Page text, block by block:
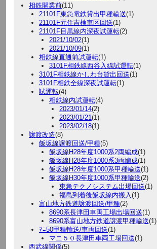
相鉄開業前(11)
21101F東急電鉄貸出甲種輸送(1)
21101F元住吉検車区回送(1)
21101F目黒線内深夜試運転(2)
2021/10/02(1)
2021/10/09(1)
相鉄線直通前試運転(1)
3101F相鉄線西谷入線試運転(1)
3101F相鉄線かしわ台貸出回送(1)
3101F相鉄全線深夜試運転(1)
試運転(4)
相鉄線内試運転(4)
2023/01/14(2)
2023/01/21 (1)
2023/02/18(1)
譲渡改造(8)
飯坂線譲渡回送/甲種(5)
飯坂線H28年度1000系2両編成(1)
飯坂線H28年度1000系3両編成(1)
飯坂線H28年度1000系甲種輸送(1)
飯坂線H30年度1000系甲種輸送(2)
東急テクノシステム出場回送(1)
福島到着後飯坂線内搬入 (1)
富山地方鉄道譲渡回送/甲種(2)
8690系長津田車両工場出場回送(1)
8690系富山地方鉄道譲渡甲種輸送(1)
ﾏﾆ50甲種輸送/車両回送(1)
マニ５０長津田車両工場回送(1)
西武線関係(5)